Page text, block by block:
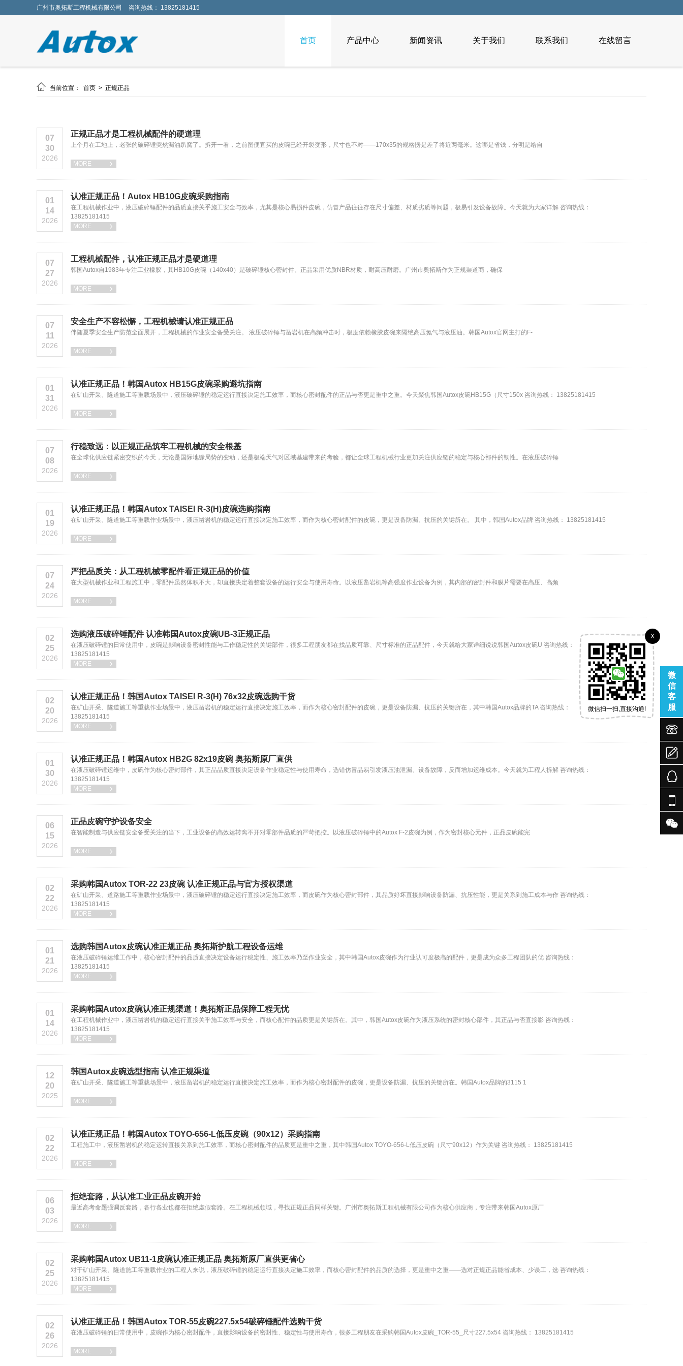
广州市奥拓斯工程机械有限公司 咨询热线： 13825181415
首页 产品中心 新闻资讯 关于我们 联系我们 在线留言
 当前位置： 首页 > 正规正品
07
30
2026
正规正品才是工程机械配件的硬道理
上个月在工地上，老张的破碎锤突然漏油趴窝了。拆开一看，之前图便宜买的皮碗已经开裂变形，尺寸也不对——170x35的规格愣是差了将近两毫米。这哪是省钱，分明是给自
MORE 
01
14
2026
认准正规正品！Autox HB10G皮碗采购指南
在工程机械作业中，液压破碎锤配件的品质直接关乎施工安全与效率，尤其是核心易损件皮碗，仿冒产品往往存在尺寸偏差、材质劣质等问题，极易引发设备故障。今天就为大家详解 咨询热线：
13825181415
MORE

07
27
2026
工程机械配件，认准正规正品才是硬道理
韩国Autox自1983年专注工业橡胶，其HB10G皮碗（140x40）是破碎锤核心密封件。正品采用优质NBR材质，耐高压耐磨。广州市奥拓斯作为正规渠道商，确保
MORE 
07
11
2026
安全生产不容松懈，工程机械请认准正规正品
伴随夏季安全生产防范全面展开，工程机械的作业安全备受关注。 液压破碎锤与凿岩机在高频冲击时，极度依赖橡胶皮碗来隔绝高压氮气与液压油。韩国Autox官网主打的F-
MORE 
01
31
2026
认准正规正品！韩国Autox HB15G皮碗采购避坑指南
在矿山开采、隧道施工等重载场景中，液压破碎锤的稳定运行直接决定施工效率，而核心密封配件的正品与否更是重中之重。今天聚焦韩国Autox皮碗HB15G（尺寸150x 咨询热线： 13825181415
MORE 
07
08
2026
行稳致远：以正规正品筑牢工程机械的安全根基
在全球化供应链紧密交织的今天，无论是国际地缘局势的变动，还是极端天气对区域基建带来的考验，都让全球工程机械行业更加关注供应链的稳定与核心部件的韧性。在液压破碎锤
MORE 
01
19
2026
认准正规正品！韩国Autox TAISEI R-3(H)皮碗选购指南
在矿山开采、隧道施工等重载作业场景中，液压凿岩机的稳定运行直接决定施工效率，而作为核心密封配件的皮碗，更是设备防漏、抗压的关键所在。 其中，韩国Autox品牌 咨询热线： 13825181415
MORE 
07
24
2026
严把品质关：从工程机械零配件看正规正品的价值
在大型机械作业和工程施工中，零配件虽然体积不大，却直接决定着整套设备的运行安全与使用寿命。以液压凿岩机等高强度作业设备为例，其内部的密封件和膜片需要在高压、高频
MORE 
02
25
2026
选购液压破碎锤配件 认准韩国Autox皮碗UB-3正规正品
在液压破碎锤的日常使用中，皮碗是影响设备密封性能与工作稳定性的关键部件，很多工程朋友都在找品质可靠、尺寸标准的正品配件，今天就给大家详细说说韩国Autox皮碗U 咨询热线：
13825181415
MORE

02
20
2026
认准正规正品！韩国Autox TAISEI R-3(H) 76x32皮碗选购干货
在矿山开采、隧道施工等重载作业场景中，液压凿岩机的稳定运行直接决定施工效率，而作为核心密封配件的皮碗，更是设备防漏、抗压的关键所在，其中韩国Autox品牌的TA 咨询热线：
13825181415
MORE

01
30
2026
认准正规正品！韩国Autox HB2G 82x19皮碗 奥拓斯原厂直供
在液压破碎锤运维中，皮碗作为核心密封部件，其正品品质直接决定设备作业稳定性与使用寿命，选错仿冒品易引发液压油泄漏、设备故障，反而增加运维成本。今天就为工程人拆解 咨询热线：
13825181415
MORE

06
15
2026
正品皮碗守护设备安全
在智能制造与供应链安全备受关注的当下，工业设备的高效运转离不开对零部件品质的严苛把控。以液压破碎锤中的Autox F-2皮碗为例，作为密封核心元件，正品皮碗能完
MORE 
02
22
2026
采购韩国Autox TOR-22 23皮碗 认准正规正品与官方授权渠道
在矿山开采、道路施工等重载作业场景中，液压破碎锤的稳定运行直接决定施工效率，而皮碗作为核心密封部件，其品质好坏直接影响设备防漏、抗压性能，更是关系到施工成本与作 咨询热线：
13825181415
MORE

01
21
2026
选购韩国Autox皮碗认准正规正品 奥拓斯护航工程设备运维
在液压破碎锤运维工作中，核心密封配件的品质直接决定设备运行稳定性、施工效率乃至作业安全，其中韩国Autox皮碗作为行业认可度极高的配件，更是成为众多工程团队的优 咨询热线：
13825181415
MORE

01
14
2026
采购韩国Autox皮碗认准正规渠道！奥拓斯正品保障工程无忧
在工程机械作业中，液压凿岩机的稳定运行直接关乎施工效率与安全，而核心配件的品质更是关键所在。其中，韩国Autox皮碗作为液压系统的密封核心部件，其正品与否直接影 咨询热线：
13825181415
MORE

12
20
2025
韩国Autox皮碗选型指南 认准正规渠道
在矿山开采、隧道施工等重载场景中，液压凿岩机的稳定运行直接决定施工效率，而作为核心密封配件的皮碗，更是设备防漏、抗压的关键所在。韩国Autox品牌的3115 1
MORE 
02
22
2026
认准正规正品！韩国Autox TOYO-656-L低压皮碗（90x12）采购指南
工程施工中，液压凿岩机的稳定运转直接关系到施工效率，而核心密封配件的品质更是重中之重，其中韩国Autox TOYO-656-L低压皮碗（尺寸90x12）作为关键 咨询热线： 13825181415
MORE 
06
03
2026
拒绝套路，从认准工业正品皮碗开始
最近高考命题强调反套路，各行各业也都在拒绝虚假套路。在工程机械领域，寻找正规正品同样关键。广州市奥拓斯工程机械有限公司作为核心供应商，专注带来韩国Autox原厂
MORE 
02
25
2026
采购韩国Autox UB11-1皮碗认准正规正品 奥拓斯原厂直供更省心
对于矿山开采、隧道施工等重载作业的工程人来说，液压破碎锤的稳定运行直接决定施工效率，而核心密封配件的品质的选择，更是重中之重——选对正规正品能省成本、少误工，选 咨询热线：
13825181415
MORE

02
26
2026
认准正规正品！韩国Autox TOR-55皮碗227.5x54破碎锤配件选购干货
在液压破碎锤的日常使用中，皮碗作为核心密封配件，直接影响设备的密封性、稳定性与使用寿命，很多工程朋友在采购韩国Autox皮碗_TOR-55_尺寸227.5x54 咨询热线： 13825181415
MORE 
微
信
客
服
X
微信扫一扫,直接沟通!




